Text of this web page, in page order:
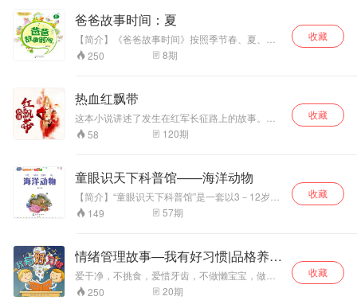
经得起时间沉淀的
作品。
了多首经典曲目
——贝多芬的《欢
乐颂》、比才的
《卡门》、柴可夫
斯基的《花之圆舞
在听故事的同时，
还能聆听西方经典
古典乐曲，感受音
乐的魅力。
爸爸故事时间：夏
【简介】《爸爸故事时间》按照季节春、夏、
秋、冬分为四册，每个分册中均包含60多个暖心
故事。不同的季节对人的心绪会产生不同的影
于爸爸和孩子的温暖童话故事——从促进亲子关
系的角度开发的产品，通过陪伴与亲子共读，加
强孩子与爸爸的交流，使孩子充分感受到父爱；
励志童话故事书，短小精炼，寓教于乐，可读性
爱、表达爱；《爸爸故事时间：夏》，给孩子坚
强的个性，敢于面对困难、接受挑战；《爸爸故
事时间：秋》，教给孩子如何养成良好的品德，
懂得做人的道理、学会感恩；《爸爸故事时间：
250 8期
收藏
热血红飘带
这本小说讲述了发生在红军长征路上的故事。长
征之路二万五千路，爬雪山，过草地，面对生
死，我们的红军战士突破敌军围追堵截，最后达
长征那段特定的历史时期所产生的独特魅力和革
命浪漫主义情怀。
58 120期
收藏
童眼识天下科普馆——海洋动物
【简介】“童眼识天下科普馆”是一套以3－12岁的
儿童为对象的科普类专辑。主题既包括生活中常
见的果蔬、花草、树木、动物，又包含恐龙、史
作者童心，国内专业童书作家，儿童阅读推广
人，一直致力于儿童图书出版工作。从事过儿童
教育与心理咨询工作，并具有十多年编辑写与翻
译图书出版经历，改编过多部青少年读物，在游
戏益智、儿童故事、历史文化方面积累了丰富的
149 57期
收藏
情绪管理故事—我有好习惯|品格养
成|行为习惯|亲子
爱干净，不挑食，爱惜牙齿，不做懒宝宝，做事
要专注，交通安全很重要，做事不拖拉……好习
惯成就孩子的一生。此书多角度，全方位指出了
250 20期
收藏